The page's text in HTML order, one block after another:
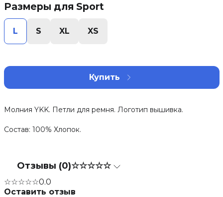
Размеры для Sport
L S XL XS
Купить
Молния YKK. Петли для ремня. Логотип вышивка.
Состав: 100% Хлопок.
Отзывы (0)☆☆☆☆☆
☆☆☆☆☆0.0
Оставить отзыв